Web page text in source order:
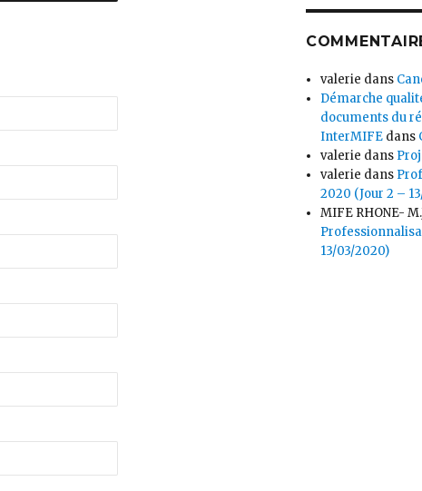
valerie dans
Démarche
documents du
InterMIFE dans
valerie dans
valerie dans
2020 (Jour 2 –
MIFE RHONE-
13/03/2020)